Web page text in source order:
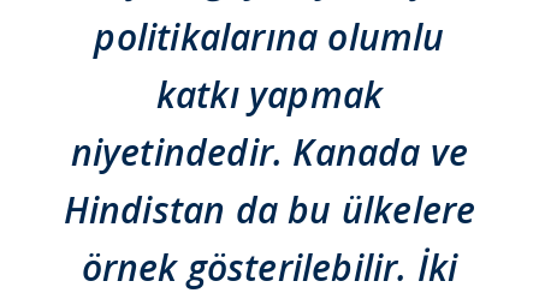
politikalarına olumlu
katkı yapmak
niyetindedir. Kanada ve
Hindistan da bu ülkelere
örnek gösterilebilir. İki